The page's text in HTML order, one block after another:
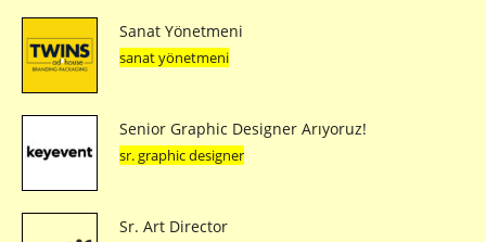
Sanat Yönetmeni
sanat yönetmeni
Senior Graphic Designer Arıyoruz!
sr. graphic designer
Sr. Art Director